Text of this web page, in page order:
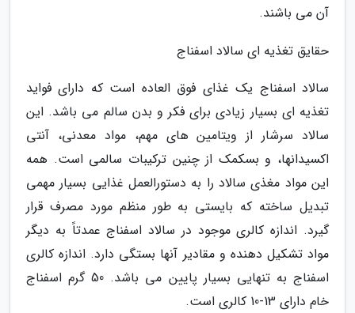
آن می باشند.
حقایق تغذیه ای سالاد اسفناج
سالاد اسفناج یک غذای فوق العاده است که دارای فواید
تغذیه ای بسیار زیادی برای فکر و بدن سالم می باشد. این
سالاد سرشار از ویتامین های مهم، مواد معدنی، آنتی
اکسیدانها، و بسکمک از چنین ترکیبات سالمی است. همه
این مواد مغذی سالاد را به دستورالعمل غذایی بسیار مهمی
تبدیل ساخته که بایستی به طور منظم مورد مصرف قرار
گیرد. اندازه کالری موجود در سالاد اسفناج عمدتاً به دیگر
مواد تشکیل دهنده و مقادیر آنها بستگی دارد. اندازه کالری
اسفناج به تنهایی بسیار پایین می باشد. 50 گرم اسفناج
خام دارای 13-10 کالری است.